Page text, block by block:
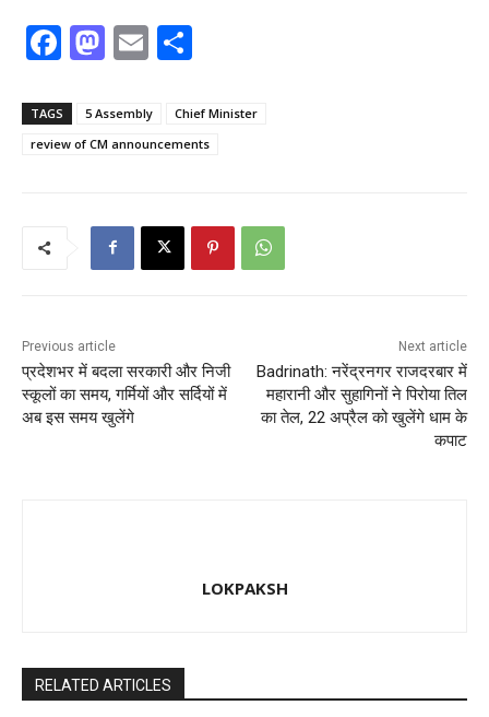
F
c
e
M
st
o
o
n
E
ai
l
ar
e
TAGS 5 Assembly
Chief Minister
review of CM announcements
Previous article
प्रदेशभर में बदला सरकारी और निजी
स्कूलों का समय, गर्मियों और सर्दियों में
अब इस समय खुलेंगे
Next article
Badrinath: नरेंद्रनगर राजदरबार में
महारानी और सुहागिनों ने पिरोया तिल
का तेल, 22 अप्रैल को खुलेंगे धाम के
कपाट
LOKPAKSH
RELATED ARTICLES